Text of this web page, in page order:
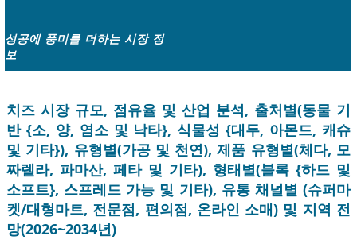
성공에 풍미를 더하는 시장 정
보
치즈 시장 규모, 점유율 및 산업 분석, 출처별(동물 기
반 {소, 양, 염소 및 낙타}, 식물성 {대두, 아몬드, 캐슈
및 기타}), 유형별(가공 및 천연), 제품 유형별(체다, 모
짜렐라, 파마산, 페타 및 기타), 형태별(블록 {하드 및
소프트}, 스프레드 가능 및 기타), 유통 채널별 (슈퍼마
켓/대형마트, 전문점, 편의점, 온라인 소매) 및 지역 전
망(2026~2034년)